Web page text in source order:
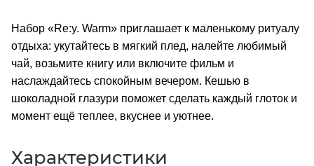
Набор «Re:y. Warm» приглашает к маленькому ритуалу
отдыха: укутайтесь в мягкий плед, налейте любимый
чай, возьмите книгу или включите фильм и
наслаждайтесь спокойным вечером. Кешью в
шоколадной глазури поможет сделать каждый глоток и
момент ещё теплее, вкуснее и уютнее.
Характеристики